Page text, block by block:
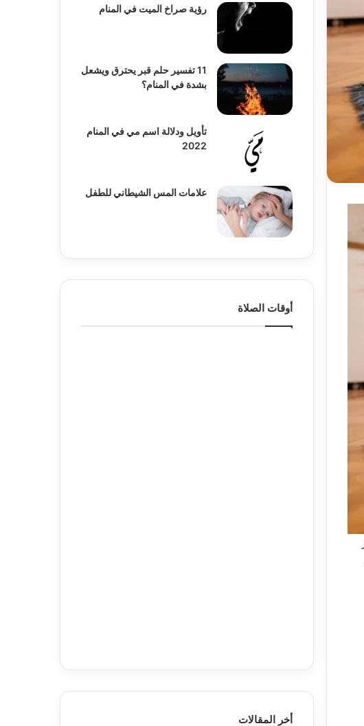
رؤية صراخ الميت في المنام
11 تفسير حلم قبر يحترق ويشعل
بشدة في المنام؟
تأويل ودلالة اسم مي في المنام
2022
علامات المس الشيطاني للطفل
أوقات الصلاة
أخر المقالات